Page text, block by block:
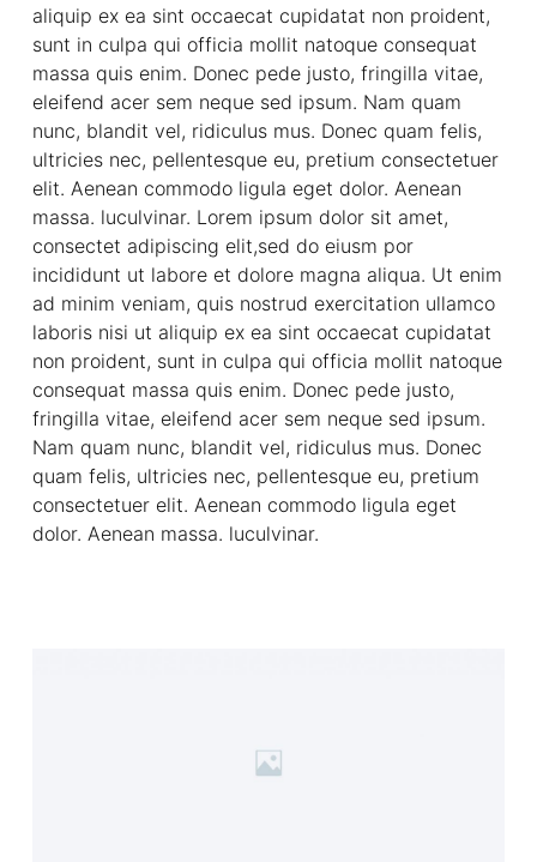
aliquip ex ea sint occaecat cupidatat non proident,
sunt in culpa qui officia mollit natoque consequat
massa quis enim. Donec pede justo, fringilla vitae,
eleifend acer sem neque sed ipsum. Nam quam
nunc, blandit vel, ridiculus mus. Donec quam felis,
ultricies nec, pellentesque eu, pretium consectetuer
elit. Aenean commodo ligula eget dolor. Aenean
massa. luculvinar. Lorem ipsum dolor sit amet,
consectet adipiscing elit,sed do eiusm por
incididunt ut labore et dolore magna aliqua. Ut enim
ad minim veniam, quis nostrud exercitation ullamco
laboris nisi ut aliquip ex ea sint occaecat cupidatat
non proident, sunt in culpa qui officia mollit natoque
consequat massa quis enim. Donec pede justo,
fringilla vitae, eleifend acer sem neque sed ipsum.
Nam quam nunc, blandit vel, ridiculus mus. Donec
quam felis, ultricies nec, pellentesque eu, pretium
consectetuer elit. Aenean commodo ligula eget
dolor. Aenean massa. luculvinar.